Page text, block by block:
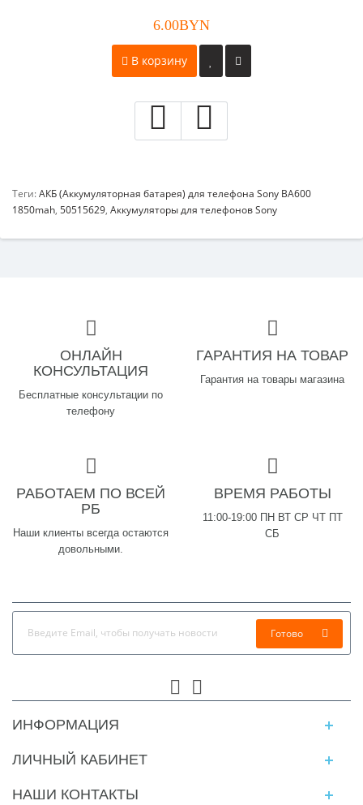
6.00BYN
В корзину
Теги:АКБ (Аккумуляторная батарея) для телефона Sony BA600
1850mah, 50515629, Аккумуляторы для телефонов Sony
ОНЛАЙН
КОНСУЛЬТАЦИЯ
Бесплатные консультации по
телефону
ГАРАНТИЯ НА ТОВАР
Гарантия на товары магазина
РАБОТАЕМ ПО ВСЕЙ
РБ
Наши клиенты всегда остаются
довольными.
ВРЕМЯ РАБОТЫ
11:00-19:00 ПН ВТ СР ЧТ ПТ
СБ
Готово
ИНФОРМАЦИЯ
ЛИЧНЫЙ КАБИНЕТ
НАШИ КОНТАКТЫ